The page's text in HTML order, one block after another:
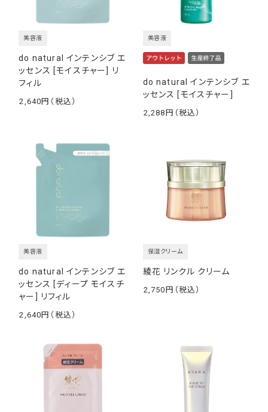
do natural インテンシブ エ
ッセンス [モイスチャー] リ
フィル
美容液
2,640
do natural インテンシブ エ
ッセンス [モイスチャー]
美容液
2,288
do natural インテンシブ エ
ッセンス [ディープ モイスチ
ャー] リフィル
美容液
2,640
綾花 リンクル クリーム
保湿クリーム
2,750